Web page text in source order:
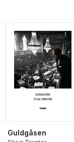
Guldgåsen